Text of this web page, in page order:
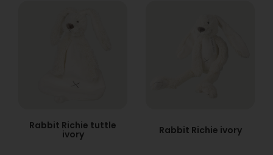
Rabbit Richie tuttle
ivory Rabbit Richie ivory